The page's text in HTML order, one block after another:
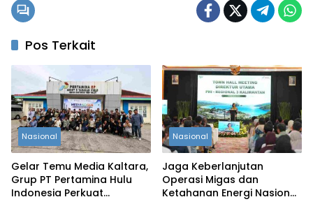
Pos Terkait
Nasional
Gelar Temu Media Kaltara,
Grup PT Pertamina Hulu
Indonesia Perkuat
Nasional
Jaga Keberlanjutan
Operasi Migas dan
Ketahanan Energi Nasional,